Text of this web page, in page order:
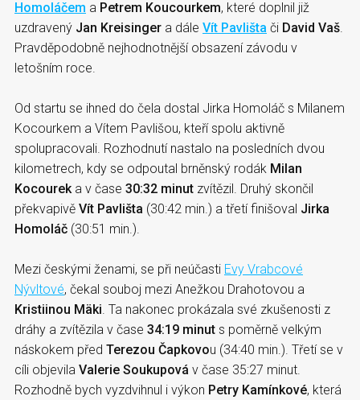
Homoláčem a Petrem Koucourkem, které doplnil již
uzdravený Jan Kreisinger a dále Vít Pavlišta či David Vaš
Pravděpodobně nejhodnotnější obsazení závodu v
letošním roce.
Od startu se ihned do čela dostal Jirka Homoláč s Milanem
Kocourkem a Vítem Pavlišou, kteří spolu aktivně
spolupracovali. Rozhodnutí nastalo na posledních dvou
kilometrech, kdy se odpoutal brněnský rodák Milan
Kocourek a v čase 30:32 minut zvítězil. Druhý skončil
překvapivě Vít Pavlišta (30:42 min.) a třetí finišoval Jirka
Homoláč (30:51 min.).
Mezi českými ženami, se při neúčasti Evy Vrabcové
Nývltové, čekal souboj mezi Anežkou Drahotovou a
Kristiinou Mäki . Ta nakonec prokázala své zkušenosti z
dráhy a zvítězila v čase 34:19 minut s poměrně velkým
náskokem před Terezou Čapkovou (34:40 min.). Třetí se v
cíli objevila Valerie Soukupová v čase 35:27 minut.
Rozhodně bych vyzdvihnul i výkon Petry Kamínkové, která